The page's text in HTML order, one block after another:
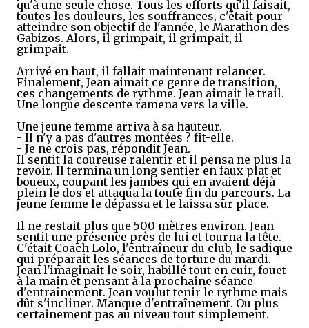
qu'à une seule chose. Tous les efforts qu'il faisait,
toutes les douleurs, les souffrances, c'était pour
atteindre son objectif de l'année, le Marathon des
Gabizos. Alors, il grimpait, il grimpait, il
grimpait.
Arrivé en haut, il fallait maintenant relancer.
Finalement, Jean aimait ce genre de transition,
ces changements de rythme. Jean aimait le trail.
Une longue descente ramena vers la ville.
Une jeune femme arriva à sa hauteur.
- Il n'y a pas d'autres montées ? fit-elle.
- Je ne crois pas, répondit Jean.
Il sentit la coureuse ralentir et il pensa ne plus la
revoir. Il termina un long sentier en faux plat et
boueux, coupant les jambes qui en avaient déjà
plein le dos et attaqua la toute fin du parcours. La
jeune femme le dépassa et le laissa sur place.
Il ne restait plus que 500 mètres environ. Jean
sentit une présence près de lui et tourna la tête.
C'était Coach Lolo, l'entraîneur du club, le sadique
qui préparait les séances de torture du mardi.
Jean l'imaginait le soir, habillé tout en cuir, fouet
à la main et pensant à la prochaine séance
d'entraînement. Jean voulut tenir le rythme mais
dût s'incliner. Manque d'entraînement. Ou plus
certainement pas au niveau tout simplement.